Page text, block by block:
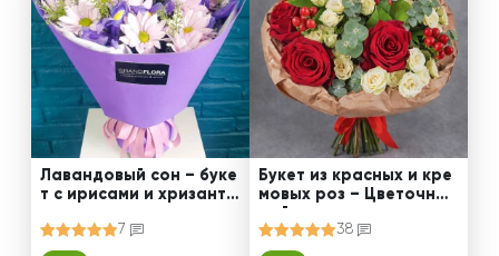
Лавандовый сон – буке
т с ирисами и хризанте
7
Букет из красных и кре
мовых роз – Цветочный
38